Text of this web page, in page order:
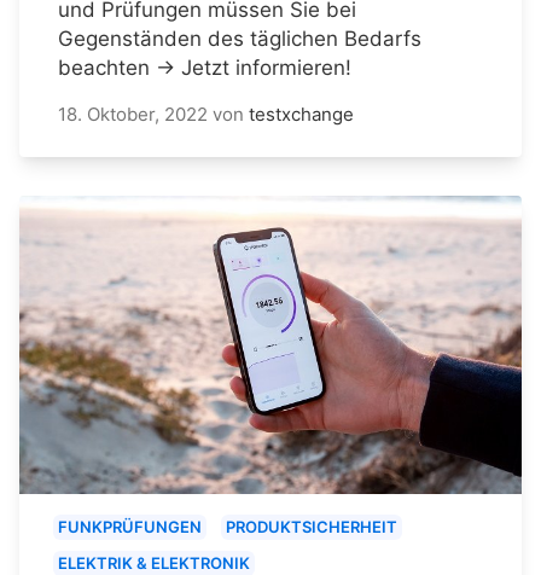
und Prüfungen müssen Sie bei
Gegenständen des täglichen Bedarfs
beachten → Jetzt informieren!
18. Oktober, 2022 von testxchange
FUNKPRÜFUNGEN
PRODUKTSICHERHEIT
ELEKTRIK & ELEKTRONIK